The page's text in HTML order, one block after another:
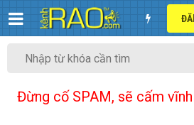
Đừng cố SPAM, sẽ cấm